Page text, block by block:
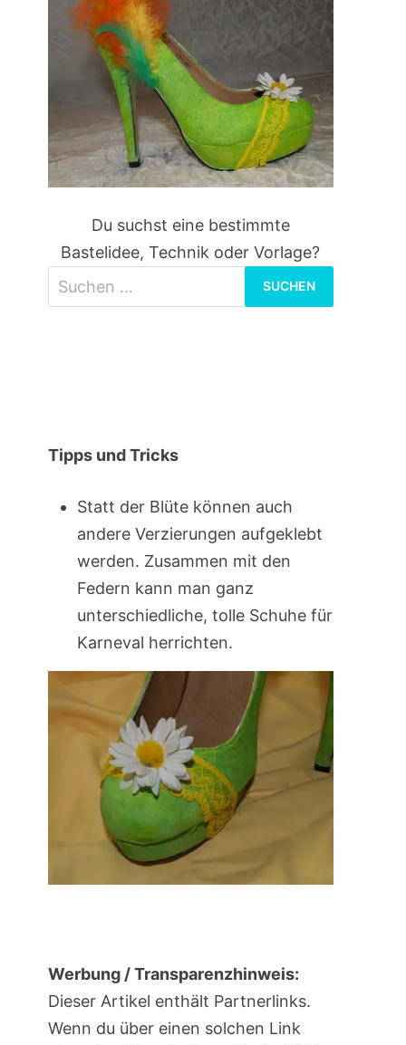
Du suchst eine bestimmte
Bastelidee, Technik oder Vorlage?
nach:
Tipps und Tricks
Statt der Blüte können auch
andere Verzierungen aufgeklebt
werden. Zusammen mit den
Federn kann man ganz
unterschiedliche, tolle Schuhe für
Karneval herrichten.
Werbung / Transparenzhinweis:
Dieser Artikel enthält Partnerlinks.
Wenn du über einen solchen Link